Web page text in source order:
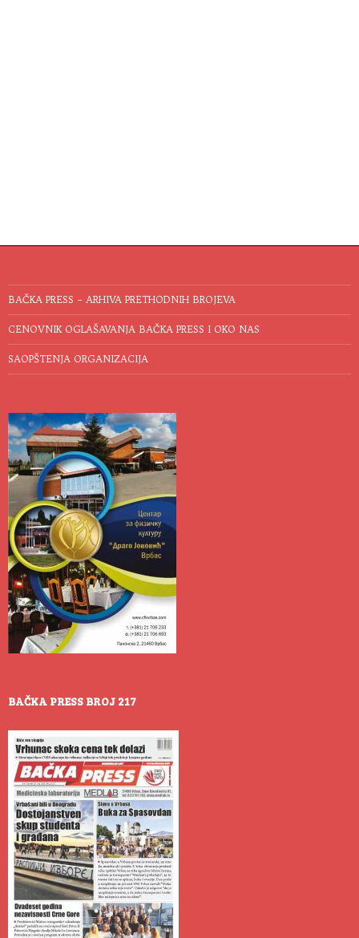
BAČKA PRESS – ARHIVA PRETHODNIH BROJEVA
CENOVNIK OGLAŠAVANJA BAČKA PRESS I OKO NAS
SAOPŠTENJA ORGANIZACIJA
BAČKA PRESS BROJ 217